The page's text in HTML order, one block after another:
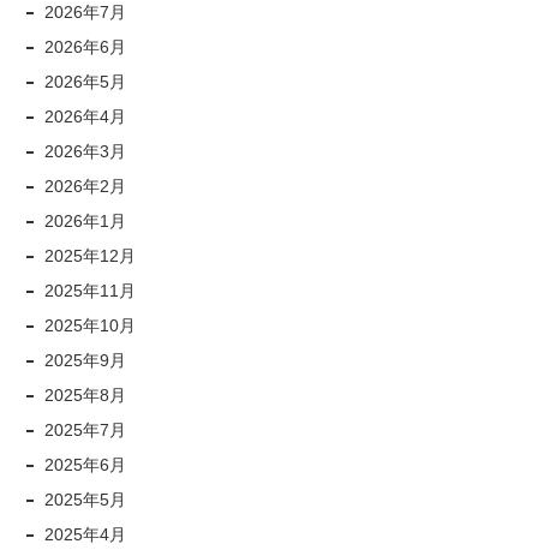
2026年7月
2026年6月
2026年5月
2026年4月
2026年3月
2026年2月
2026年1月
2025年12月
2025年11月
2025年10月
2025年9月
2025年8月
2025年7月
2025年6月
2025年5月
2025年4月